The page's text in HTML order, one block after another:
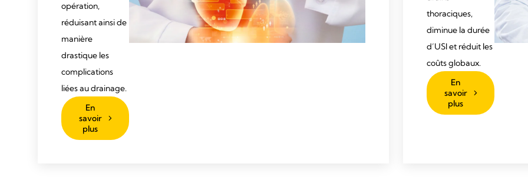
opération,
réduisant ainsi de
manière
drastique les
complications
liées au drainage.
En
savoir
plus
thoraciques,
diminue la durée
d’USI et réduit les
coûts globaux.
En
savoir
plus